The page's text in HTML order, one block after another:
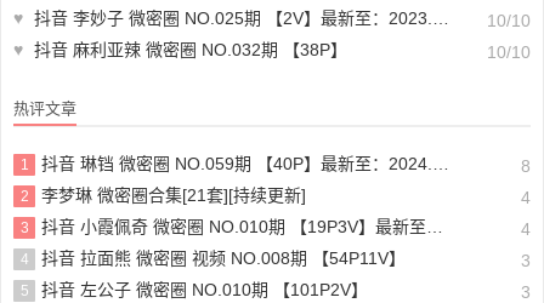
♥ 抖音 李妙子 微密圈 NO.025期 【2V】最新至：2023.6.10
10/10
♥ 抖音 麻利亚辣 微密圈 NO.032期 【38P】 10/10
热评文章
1 抖音 琳铛 微密圈 NO.059期 【40P】最新至：2024.1.10 8
2 李梦琳 微密圈合集[21套][持续更新] 4
3 抖音 小霞佩奇 微密圈 NO.010期 【19P3V】最新至：2025.5.26 4
4 抖音 拉面熊 微密圈 视频 NO.008期 【54P11V】 3
5 抖音 左公子 微密圈 NO.010期 【101P2V】 3